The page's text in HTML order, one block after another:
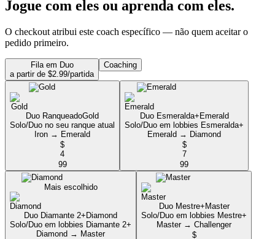
Jogue com eles ou aprenda com eles.
O checkout atribui este coach específico — não quem aceitar o
pedido primeiro.
Fila em Duo
a partir de $2.99/partida
Coaching
Duo RanqueadoGold
Solo/Duo no seu ranque atual
Iron → Emerald
$
4
99
Duo Esmeralda+ Emerald
Solo/Duo em lobbies Esmeralda+
Emerald → Diamond
$
7
99
Mais escolhido
Duo Diamante 2+ Diamond
Solo/Duo em lobbies Diamante 2+
Diamond → Master
Duo Mestre+ Master
Solo/Duo em lobbies Mestre+
Master → Challenger
$